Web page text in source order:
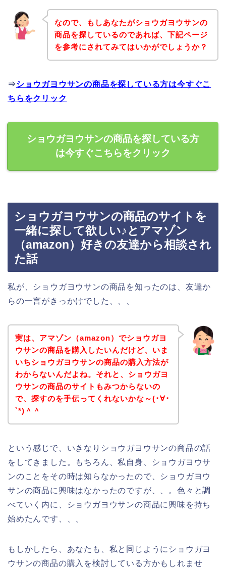
なので、もしあなたがショウガヨウサンの
商品を探しているのであれば、下記ページ
を参考にされてみてはいかがでしょうか？
⇒ショウガヨウサンの商品を探している方は今すぐこ
ちらをクリック
ショウガヨウサンの商品を探している方
は今すぐこちらをクリック
ショウガヨウサンの商品のサイトを
一緒に探して欲しい♪とアマゾン
（amazon）好きの友達から相談され
た話
私が、ショウガヨウサンの商品を知ったのは、友達か
らの一言がきっかけでした、、、
実は、アマゾン（amazon）でショウガヨ
ウサンの商品を購入したいんだけど、いま
いちショウガヨウサンの商品の購入方法が
わからないんだよね。それと、ショウガヨ
ウサンの商品のサイトもみつからないの
で、探すのを手伝ってくれないかな～(･∀･
`*)＾＾
という感じで、いきなりショウガヨウサンの商品の話
をしてきました。もちろん、私自身、ショウガヨウサ
ンのことをその時は知らなかったので、ショウガヨウ
サンの商品に興味はなかったのですが、、。色々と調
べていく内に、ショウガヨウサンの商品に興味を持ち
始めたんです、、、
もしかしたら、あなたも、私と同じようにショウガヨ
ウサンの商品の購入を検討している方かもしれませ